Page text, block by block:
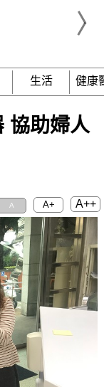
生活 健康
協助婦人
A A+ A++